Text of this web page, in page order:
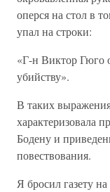
оперся на стол в
упал на строки:
«Г-н Виктор Гюго
убийству».
В таких
характеризовала
Бодену и
повествования.
Я бросил газету